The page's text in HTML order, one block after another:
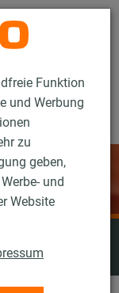
Funktion
und Werbung
zu
geben,
und
Website
Kontakt